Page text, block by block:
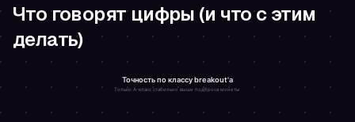
Что говорят цифры (и что с этим
делать)